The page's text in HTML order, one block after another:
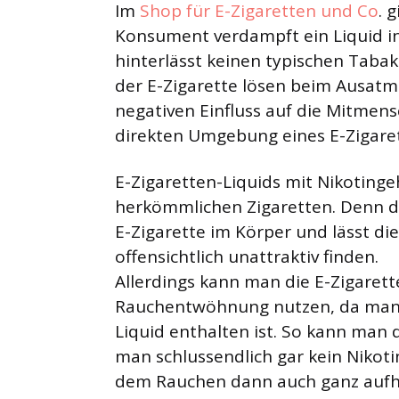
Im Shop für E-Zigaretten und Co.
Konsument verdampft ein Liquid
hinterlässt keinen typischen
der E-Zigarette lösen beim
negativen Einfluss auf die
direkten Umgebung eines E-
E-Zigaretten-Liquids mit
herkömmlichen Zigaretten. Denn
E-Zigarette im Körper und lässt
offensichtlich unattraktiv finden.
Allerdings kann man die E-
Rauchentwöhnung nutzen, da
Liquid enthalten ist. So kann
man schlussendlich gar kein
dem Rauchen dann auch ganz